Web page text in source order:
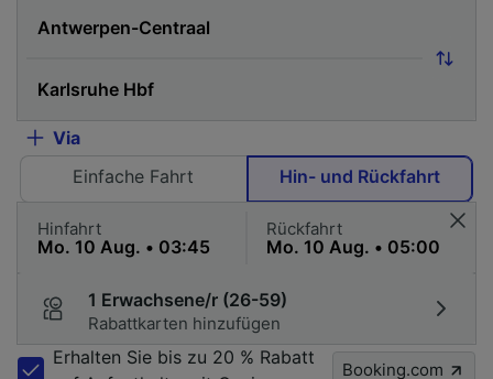
Via
Einfache Fahrt
Hin- und Rückfahrt
Hinfahrt Rückfahrt
1 Erwachsene/r (26-59)
Rabattkarten hinzufügen
Erhalten Sie bis zu 20 % Rabatt
Booking.com